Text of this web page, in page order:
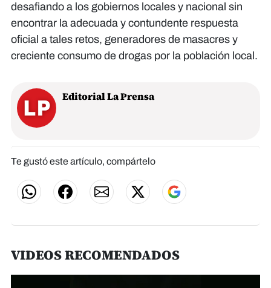
desafiando a los gobiernos locales y nacional sin
encontrar la adecuada y contundente respuesta
oficial a tales retos, generadores de masacres y
creciente consumo de drogas por la población local.
Editorial La Prensa
Te gustó este artículo, compártelo
VIDEOS RECOMENDADOS